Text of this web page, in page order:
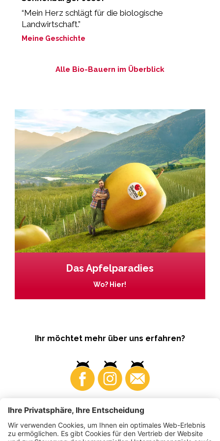
“Mein Herz schlägt für die biologische
Landwirtschaft.”
Meine Geschichte
Alle Bio-Bauern im Überblick
Das Apfelparadies
Wo? Hier!
Ihr möchtet mehr über uns erfahren?
Business Produzenten